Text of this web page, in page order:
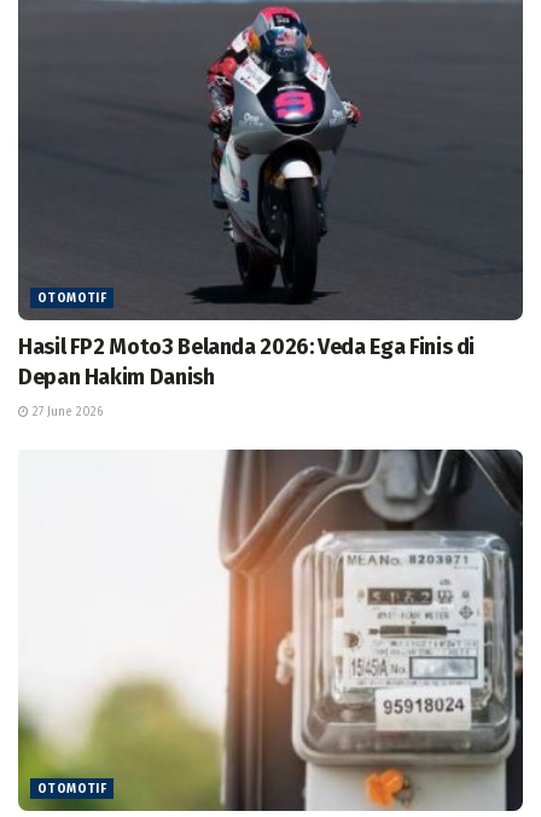
OTOMOTIF
Hasil FP2 Moto3 Belanda 2026: Veda Ega Finis di
Depan Hakim Danish
27 June 2026
OTOMOTIF